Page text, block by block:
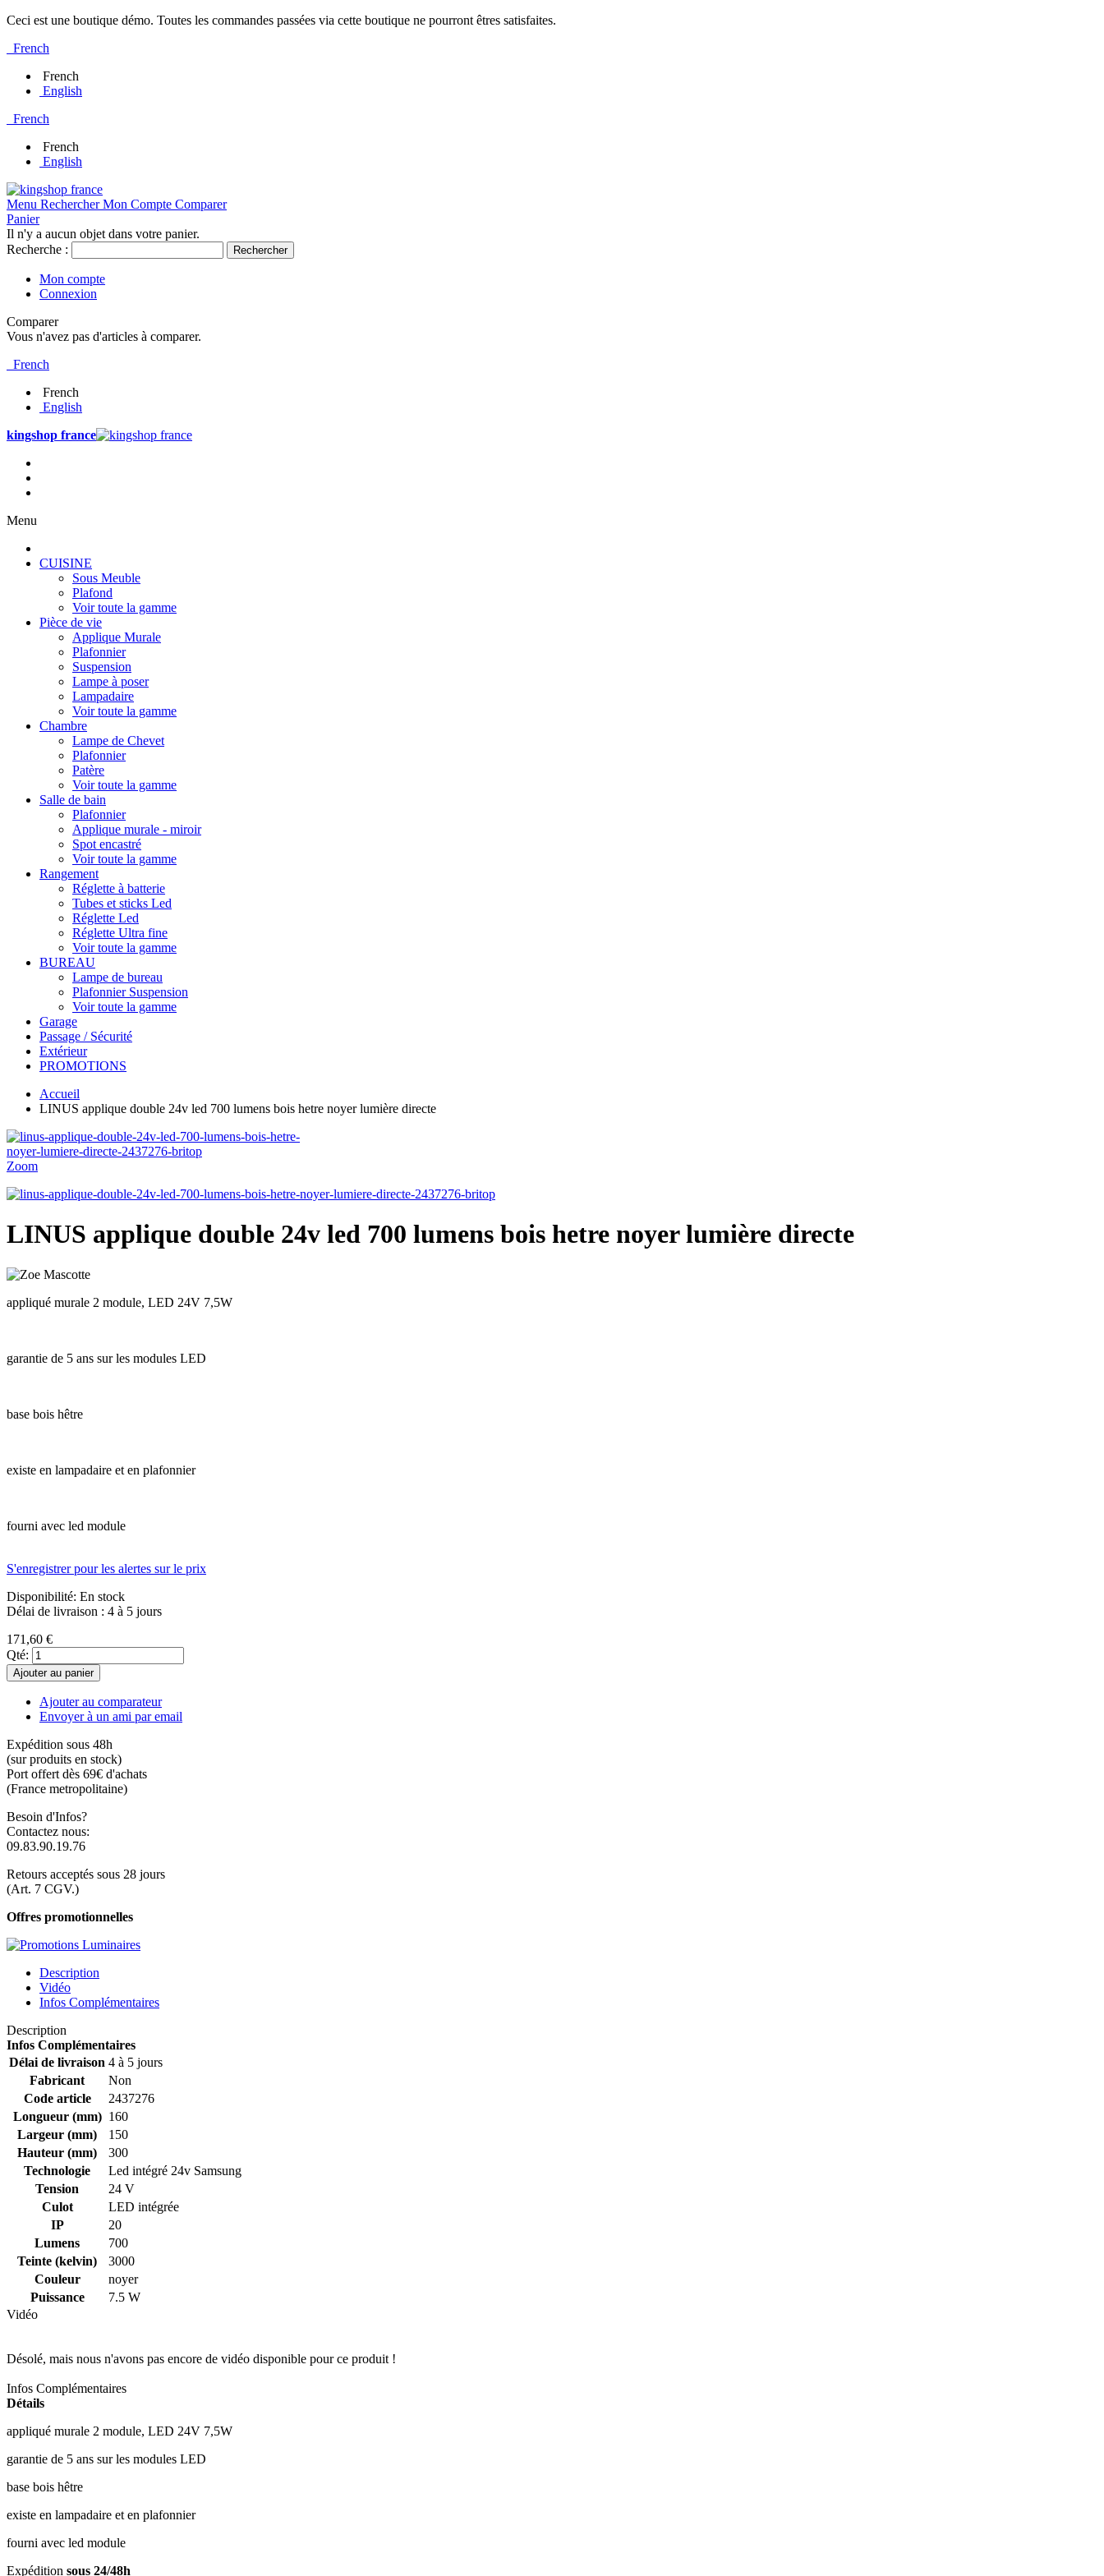
Ceci est une boutique démo. Toutes les commandes passées via cette boutique ne pourront êtres satisfaites.
French
French
English
French
French
English
Menu Rechercher Mon Compte Comparer
Panier
Il n'y a aucun objet dans votre panier.
Recherche :
Rechercher
Mon compte
Connexion
Comparer
Vous n'avez pas d'articles à comparer.
French
French
English
kingshop france
Menu
CUISINE
Sous Meuble
Plafond
Voir toute la gamme
Pièce de vie
Applique Murale
Plafonnier
Suspension
Lampe à poser
Lampadaire
Voir toute la gamme
Chambre
Lampe de Chevet
Plafonnier
Patère
Voir toute la gamme
Salle de bain
Plafonnier
Applique murale - miroir
Spot encastré
Voir toute la gamme
Rangement
Réglette à batterie
Tubes et sticks Led
Réglette Led
Réglette Ultra fine
Voir toute la gamme
BUREAU
Lampe de bureau
Plafonnier Suspension
Voir toute la gamme
Garage
Passage / Sécurité
Extérieur
PROMOTIONS
Accueil
LINUS applique double 24v led 700 lumens bois hetre noyer lumière directe
Zoom
LINUS applique double 24v led 700 lumens bois hetre noyer lumière directe
appliqué murale 2 module, LED 24V 7,5W
garantie de 5 ans sur les modules LED
base bois hêtre
existe en lampadaire et en plafonnier
fourni avec led module
S'enregistrer pour les alertes sur le prix
Disponibilité: En stock
Délai de livraison : 4 à 5 jours
171,60 €
Qté:
Ajouter au panier
Ajouter au comparateur
Envoyer à un ami par email
Expédition sous 48h
(sur produits en stock)
Port offert dès 69€ d'achats
(France metropolitaine)
Besoin d'Infos?
Contactez nous:
09.83.90.19.76
Retours acceptés sous 28 jours
(Art. 7 CGV.)
Offres promotionnelles
Description
Vidéo
Infos Complémentaires
Description
Infos Complémentaires
Délai de livraison 4 à 5 jours
Fabricant
Non
Code article
2437276
Longueur (mm) 160
Largeur (mm)
150
Hauteur (mm)
300
Technologie
Led intégré 24v Samsung
Tension
24 V
Culot
LED intégrée
IP
20
Lumens
700
Teinte (kelvin)
3000
Couleur
noyer
Puissance
7.5 W
Vidéo
Désolé, mais nous n'avons pas encore de vidéo disponible pour ce produit !
Infos Complémentaires
Détails
appliqué murale 2 module, LED 24V 7,5W
garantie de 5 ans sur les modules LED
base bois hêtre
existe en lampadaire et en plafonnier
fourni avec led module
Expédition sous 24/48h